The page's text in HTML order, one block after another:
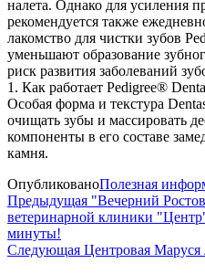
налета. Однако для усиления
рекомендуется также
лакомство для чистки зубов
уменьшают образование
риск развития заболеваний
1. Как работает Pedigree®
Особая форма и текстура
очищать зубы и массировать
компоненты в его составе
камня.
ОпубликованоПолезная
Предыдущая "Вечерний
ветеринарной клиники
минуты!
Следующая Центровая